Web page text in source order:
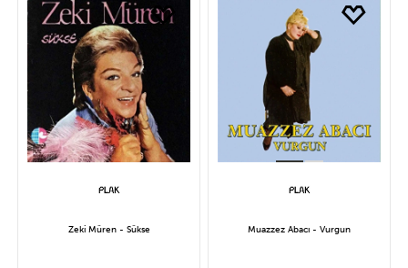
Zeki Müren - Sükse Muazzez Abacı - Vurgun